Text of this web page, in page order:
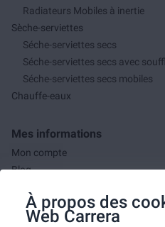
À propos des
Web Carrera
Radiateurs Mobiles à inertie
Sèche-serviettes
Séche-serviettes secs
Séche-serviettes secs avec
Séche-serviettes secs mobiles
Chauffe-eaux
Mes informations
Mon compte
Blog
Mes commandes